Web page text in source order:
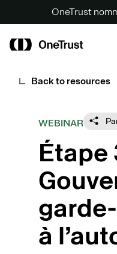
OneTrust
Back to resources
WEBINAR
Étape
à